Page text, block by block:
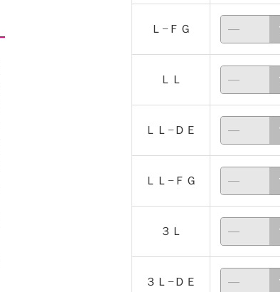
Ｌ−ＦＧ
ＬＬ
ＬＬ−ＤＥ
ＬＬ−ＦＧ
３Ｌ
３Ｌ−ＤＥ